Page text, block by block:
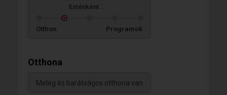
Esténként...
Otthon Programok
Otthona
Meleg és barátságos otthona van